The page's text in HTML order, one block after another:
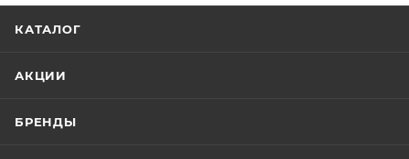
КАТАЛОГ
АКЦИИ
БРЕНДЫ